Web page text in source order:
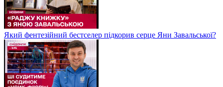
Який фентезійний бестселер підкорив серце Яни Завальської?